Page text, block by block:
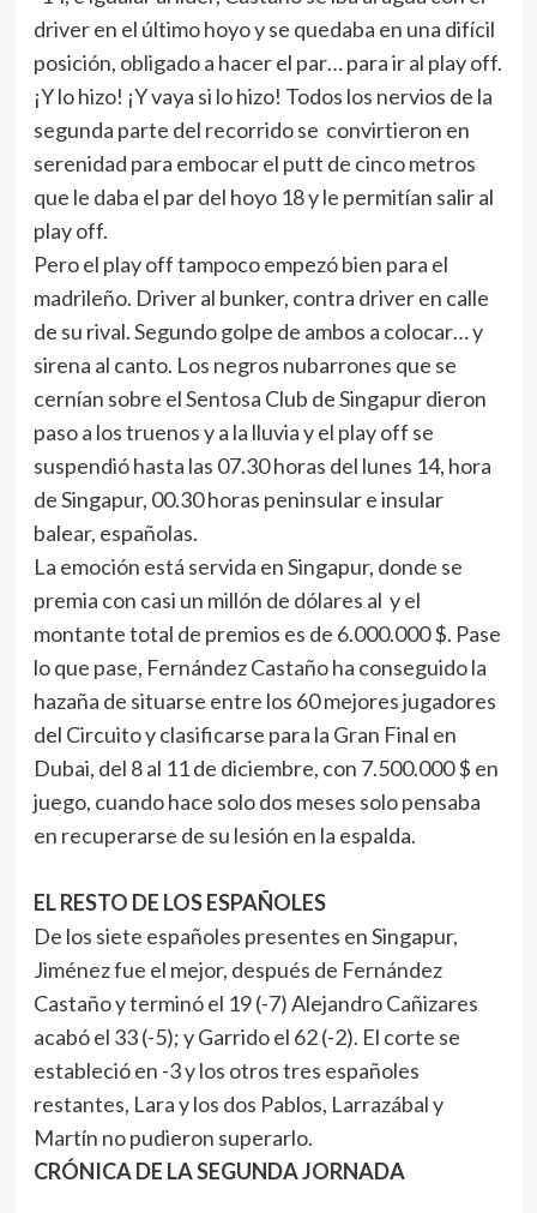
driver en el último hoyo y se quedaba en una difícil
posición, obligado a hacer el par… para ir al play off.
¡Y lo hizo! ¡Y vaya si lo hizo! Todos los nervios de la
segunda parte del recorrido se convirtieron en
serenidad para embocar el putt de cinco metros
que le daba el par del hoyo 18 y le permitían salir al
play off.
Pero el play off tampoco empezó bien para el
madrileño. Driver al bunker, contra driver en calle
de su rival. Segundo golpe de ambos a colocar… y
sirena al canto. Los negros nubarrones que se
cernían sobre el Sentosa Club de Singapur dieron
paso a los truenos y a la lluvia y el play off se
suspendió hasta las 07.30 horas del lunes 14, hora
de Singapur, 00.30 horas peninsular e insular
balear, españolas.
La emoción está servida en Singapur, donde se
premia con casi un millón de dólares al y el
montante total de premios es de 6.000.000 $. Pase
lo que pase, Fernández Castaño ha conseguido la
hazaña de situarse entre los 60 mejores jugadores
del Circuito y clasificarse para la Gran Final en
Dubai, del 8 al 11 de diciembre, con 7.500.000 $ en
juego, cuando hace solo dos meses solo pensaba
en recuperarse de su lesión en la espalda.
EL RESTO DE LOS ESPAÑOLES
De los siete españoles presentes en Singapur,
Jiménez fue el mejor, después de Fernández
Castaño y terminó el 19 (-7) Alejandro Cañizares
acabó el 33 (-5); y Garrido el 62 (-2). El corte se
estableció en -3 y los otros tres españoles
restantes, Lara y los dos Pablos, Larrazábal y
Martín no pudieron superarlo.
CRÓNICA DE LA SEGUNDA JORNADA